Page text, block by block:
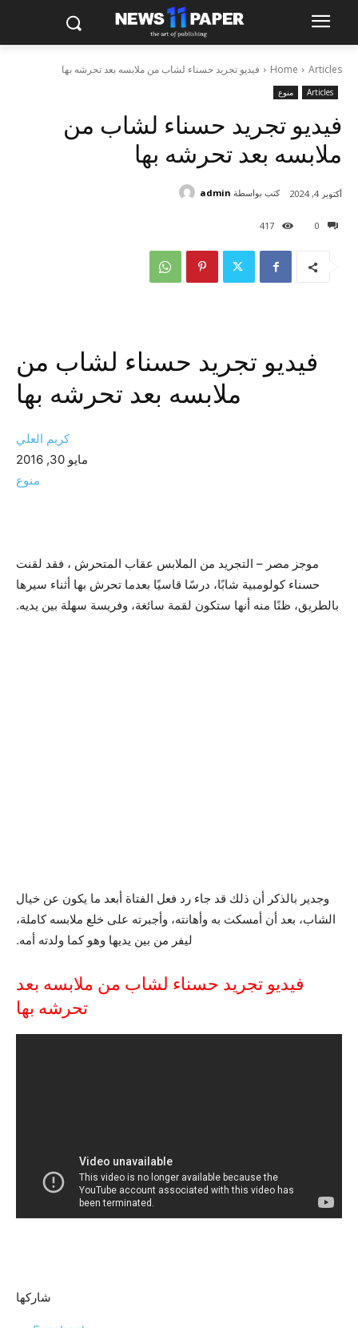
Home Articles فيديو تجريد حسناء لشاب من ملابسه بعد تحرشه بها
Articles منوع
فيديو تجريد حسناء لشاب من
ملابسه بعد تحرشه بها
0
417
أكتوبر 4, 2024 كتب بواسطة admin
فيديو تجريد حسناء لشاب من
ملابسه بعد تحرشه بها
كريم العلي
مايو 30, 2016
منوع
موجز مصر – التجريد من الملابس عقاب المتحرش ، فقد لقنت
حسناء كولومبية شابًا، درسًا قاسيًا بعدما تحرش بها أثناء سيرها
بالطريق، ظنًا منه أنها ستكون لقمة سائغة، وفريسة سهلة بين يديه.
وجدير بالذكر أن ذلك قد جاء رد فعل الفتاة أبعد ما يكون عن خيال
الشاب، بعد أن أمسكت به وأهانته، وأجبرته على خلع ملابسه كاملة،
ليفر من بين يديها وهو كما ولدته أمه.
فيديو تجريد حسناء لشاب من ملابسه بعد
تحرشه بها
شاركها